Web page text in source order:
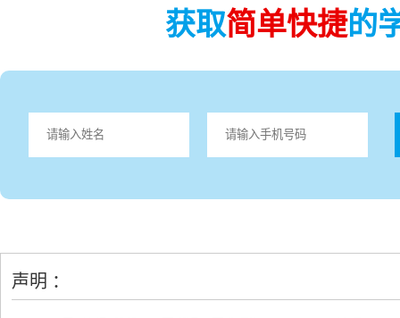
获取简单快捷的
声明 ：